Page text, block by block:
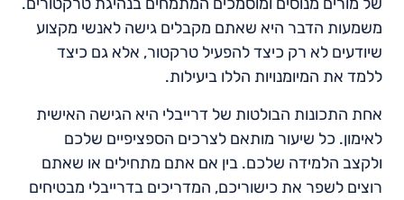
משמעות הדבר היא שאתם מקבלים גישה לאנשי מקצוע
שיודעים לא רק כיצד להפעיל טרקטור, אלא גם כיצד
ללמד את המיומנויות הללו ביעילות.
אחת התכונות הבולטות של דרייבלי היא הגישה האישית
לאימון. כל שיעור מותאם לצרכים הספציפיים שלכם
ולקצב הלמידה שלכם. בין אם אתם מתחילים או שאתם
רוצים לשפר את כישוריכם, המדריכים בדרייבלי מבטיחים